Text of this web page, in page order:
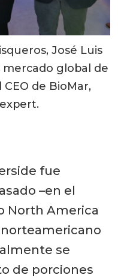
José Luis
mercado global de
de BioMar,
fue
–en el
North America
se
de porciones